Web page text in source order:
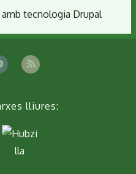
amb tecnologia Drupal
lliures: